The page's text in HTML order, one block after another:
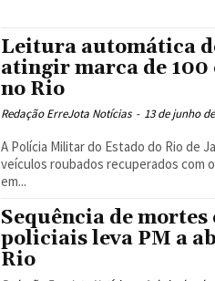
Leitura automática
atingir marca de
no Rio
Redação ErreJota Notícias - 13 de junho
A Polícia Militar do Estado do Rio de
veículos roubados recuperados com
em...
Sequência de mortes
policiais leva PM a
Rio